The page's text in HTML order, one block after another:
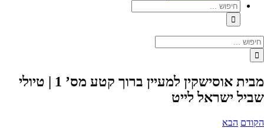
מבית אוסישקין למעיין ברוך קטע מס’ 1 | טיולי
שביל ישראל לייט
הקודם הבא